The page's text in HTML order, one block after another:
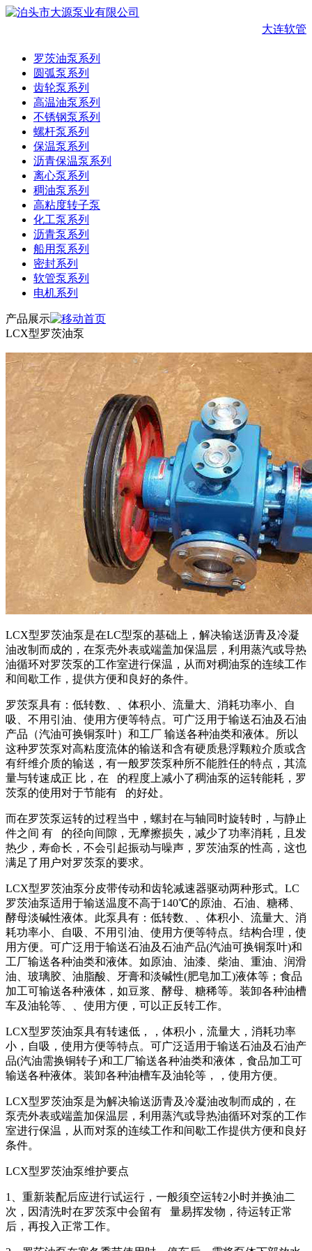
大连软管
罗茨油泵系列
圆弧泵系列
齿轮泵系列
高温油泵系列
不锈钢泵系列
螺杆泵系列
保温泵系列
沥青保温泵系列
离心泵系列
稠油泵系列
高粘度转子泵
化工泵系列
沥青泵系列
船用泵系列
密封系列
软管泵系列
电机系列
产品展示
LCX型罗茨油泵
LCX型罗茨油泵是在LC型泵的基础上，解决输送沥青及冷凝
油改制而成的，在泵壳外表或端盖加保温层，利用蒸汽或导热
油循环对罗茨泵的工作室进行保温，从而对稠油泵的连续工作
和间歇工作，提供方便和良好的条件。
罗茨泵具有：低转数、、体积小、流量大、消耗功率小、自
吸、不用引油、使用方便等特点。可广泛用于输送石油及石油
产品（汽油可换铜泵叶）和工厂 输送各种油类和液体。所以
这种罗茨泵对高粘度流体的输送和含有硬质悬浮颗粒介质或含
有纤维介质的输送，有一般罗茨泵种所不能胜任的特点，其流
量与转速成正 比，在 的程度上减小了稠油泵的运转能耗，罗
茨泵的使用对于节能有 的好处。
而在罗茨泵运转的过程当中，螺封在与轴同时旋转时，与静止
件之间 有 的径向间隙，无摩擦损失，减少了功率消耗，且发
热少，寿命长，不会引起振动与噪声，罗茨油泵的性高，这也
满足了用户对罗茨泵的要求。
LCX型罗茨油泵分皮带传动和齿轮减速器驱动两种形式。LC
罗茨油泵适用于输送温度不高于140℃的原油、石油、糖稀、
酵母淡碱性液体。此泵具有：低转数、、体积小、流量大、消
耗功率小、自吸、不用引油、使用方便等特点。结构合理，使
用方便。可广泛用于输送石油及石油产品(汽油可换铜泵叶)和
工厂输送各种油类和液体。如原油、油漆、柴油、重油、润滑
油、玻璃胶、油脂酸、牙膏和淡碱性(肥皂加工)液体等；食品
加工可输送各种液体，如豆浆、酵母、糖稀等。装卸各种油槽
车及油轮等、、使用方便，可以正反转工作。
LCX型罗茨油泵具有转速低，，体积小，流量大，消耗功率
小，自吸，使用方便等特点。可广泛适用于输送石油及石油产
品(汽油需换铜转子)和工厂输送各种油类和液体，食品加工可
输送各种液体。装卸各种油槽车及油轮等，，使用方便。
LCX型罗茨油泵是为解决输送沥青及冷凝油改制而成的，在
泵壳外表或端盖加保温层，利用蒸汽或导热油循环对泵的工作
室进行保温，从而对泵的连续工作和间歇工作提供方便和良好
条件。
LCX型罗茨油泵维护要点
1、重新装配后应进行试运行，一般须空运转2小时并换油二
次，因清洗时在罗茨泵中会留有 量易挥发物，待运转正常
后，再投入正常工作。